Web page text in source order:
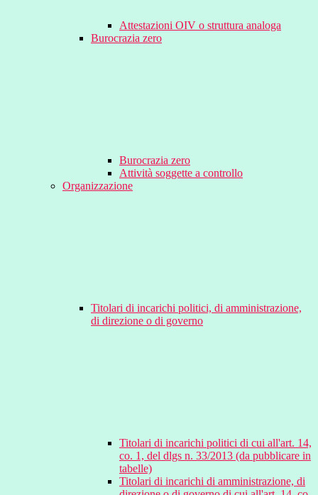
Attestazioni OIV o struttura analoga
Burocrazia zero
Burocrazia zero
Attività soggette a controllo
Organizzazione
Titolari di incarichi politici, di amministrazione,
di direzione o di governo
Titolari di incarichi politici di cui all'art. 14,
co. 1, del dlgs n. 33/2013 (da pubblicare in
tabelle)
Titolari di incarichi di amministrazione, di